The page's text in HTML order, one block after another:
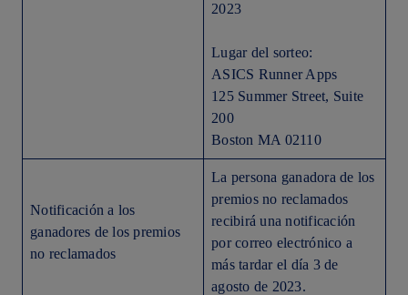
2023
Lugar del sorteo:
ASICS Runner Apps
125 Summer Street, Suite
200
Boston MA 02110
Notificación a los
ganadores de los premios
no reclamados
La persona ganadora de los
premios no reclamados
recibirá una notificación
por correo electrónico a
más tardar el día 3 de
agosto de 2023.